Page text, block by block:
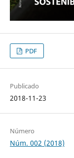
PDF
Publicado
2018-11-23
Número
Núm. 002 (2018)